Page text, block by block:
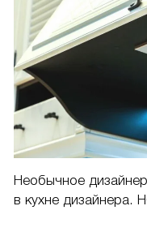
Необычное
в кухне дизайнера.